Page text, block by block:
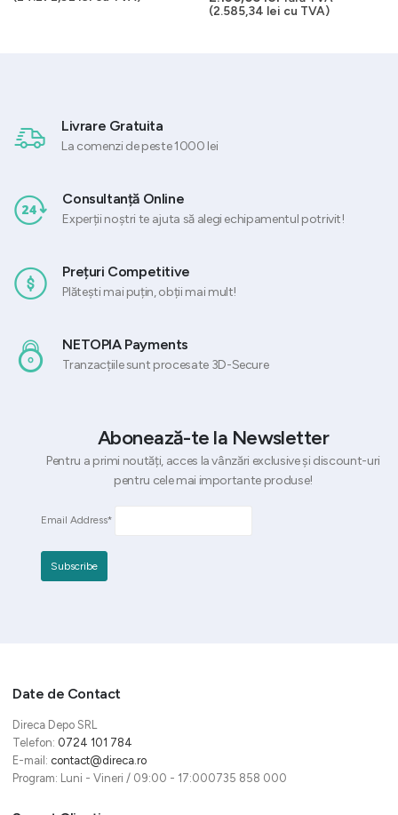
(2.585,34 lei cu TVA)
Livrare Gratuita
La comenzi de peste 1000 lei
Consultanță Online
Experții noștri te ajuta să alegi echipamentul potrivit!
Prețuri Competitive
Plătești mai puțin, obții mai mult!
NETOPIA Payments
Tranzacțiile sunt procesate 3D-Secure
Abonează-te la Newsletter
Pentru a primi noutăți, acces la vânzări exclusive și discount-uri
pentru cele mai importante produse!
Email Address*
Date de Contact
Direca Depo SRL
Telefon: 0724 101 784
E-mail: contact@direca.ro
Program: Luni - Vineri / 09:00 - 17:000735 858 000